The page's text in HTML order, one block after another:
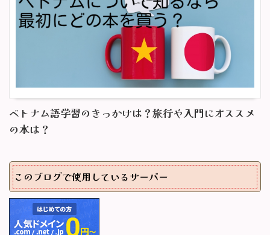
ベトナム語学習のきっかけは？旅行や入門にオススメ
の本は？
このブログで使用しているサーバー